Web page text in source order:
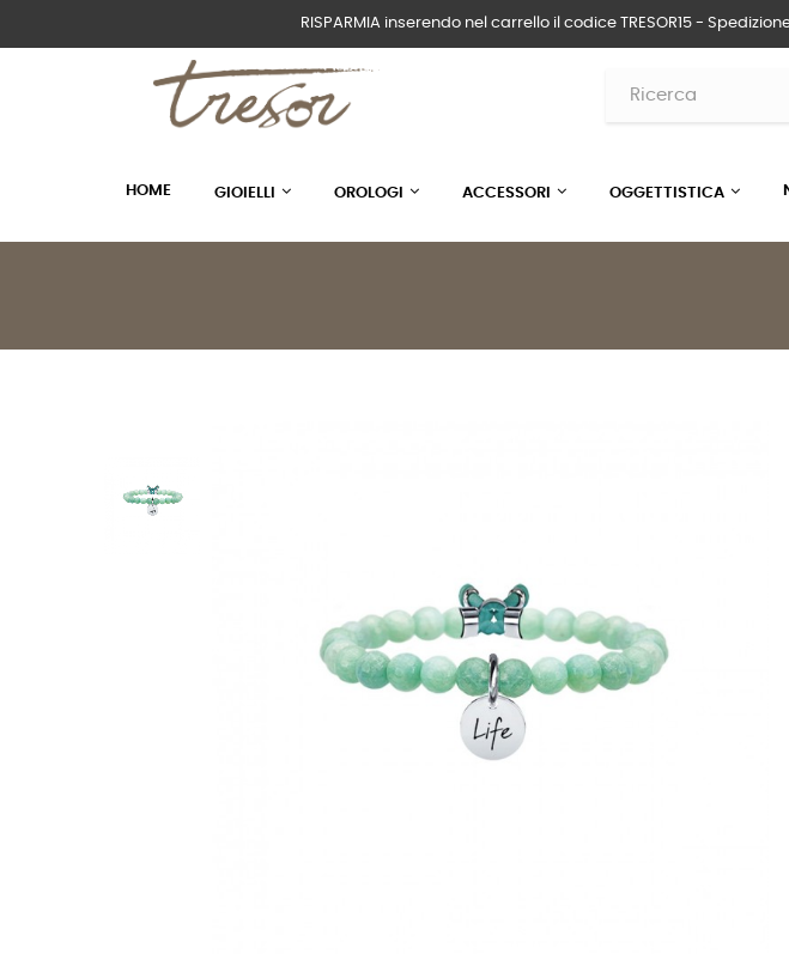
RISPARMIA inserendo nel carrello il codice TRESOR15 -
HOME GIOIELLI OROLOGI ACCESSORI OGGETTISTICA